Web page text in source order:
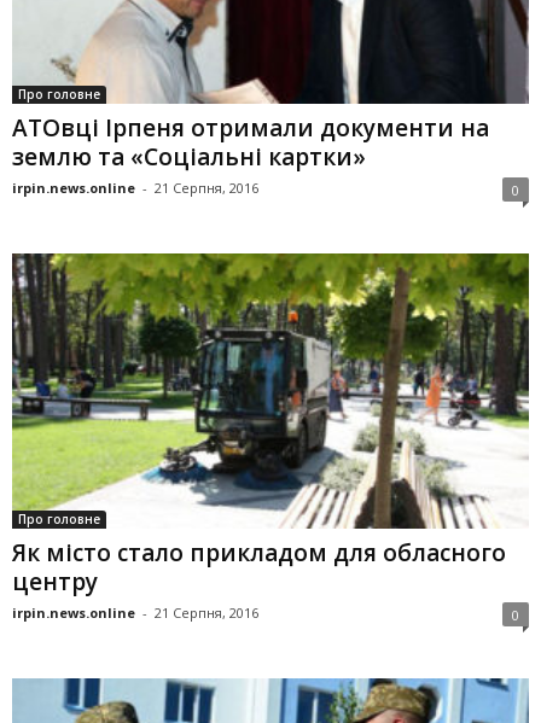
Про головне
АТОвці Ірпеня отримали документи на
землю та «Соціальні картки»
irpin.news.online - 21 Серпня, 2016 0
Про головне
Як місто стало прикладом для обласного
центру
irpin.news.online - 21 Серпня, 2016 0